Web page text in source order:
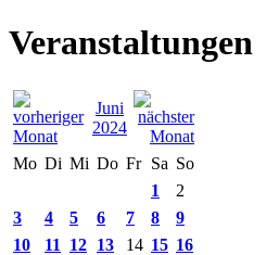
Veranstaltungen
Juni
2024
Mo Di Mi Do Fr Sa So
1
2
3
4 5 6 7 8
9
10
11 12 13 14 15 16